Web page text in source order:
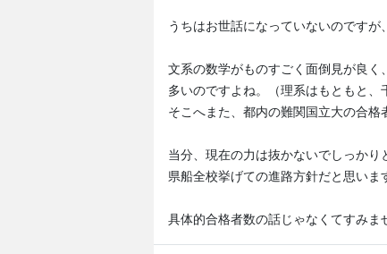
うちはお世話になっていないのですが
文系の数学がものすごく面倒見が良
多いのですよね。（理系はもともと
そこへまた、都内の難関国立大の合格
当分、現在の力は抜かないでしっかり
県船全校挙げての進路方針だと思いま
具体的合格者数の話じゃなくてすみま